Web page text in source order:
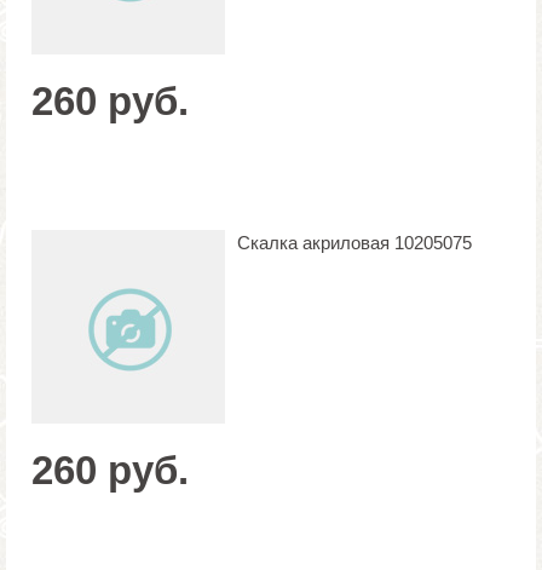
260 руб.
Скалка акриловая 10205075
260 руб.